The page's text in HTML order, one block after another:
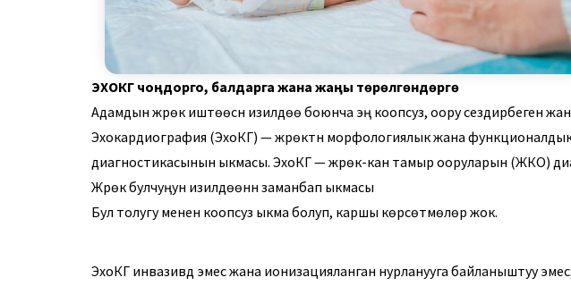
ЭХОКГ чоңдорго, балдарга жана жаңы төрөлгөндөргө
Адамдын жүрөк иштөөсүн изилдөө боюнча эң коопсуз, оору сездирбеген
Эхокардиография (ЭхоКГ) — жүрөктүн морфологиялык жана функционалдык
диагностикасынын ыкмасы. ЭхоКГ — жүрөк-кан тамыр ооруларын (ЖКО)
Жүрөк булчуңун изилдөөнүн заманбап ыкмасы
Бул толугу менен коопсуз ыкма болуп, каршы көрсөтмөлөрү жок.
ЭхоКГ инвазивдүү эмес жана ионизацияланган нурланууга байланыштуу